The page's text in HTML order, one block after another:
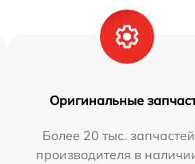
Оригинальные
Более 20 тыс.
производителя в